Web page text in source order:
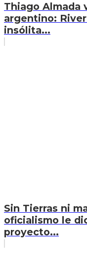
Thiago Almada
argentino:
insólita...
Sin Tierras ni
oficialismo le
proyecto...